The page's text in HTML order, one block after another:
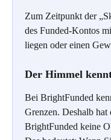
Zum Zeitpunkt der
des Funded-Kontos
liegen oder einen
Der Himmel
Bei BrightFunded
Grenzen. Deshalb
BrightFunded keine